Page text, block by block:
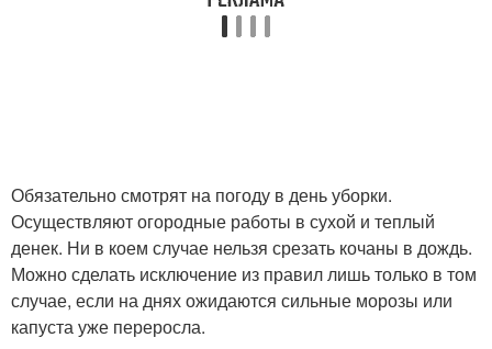
Обязательно смотрят на погоду в день уборки.
Осуществляют огородные работы в сухой и теплый
денек. Ни в коем случае нельзя срезать кочаны в дождь.
Можно сделать исключение из правил лишь только в том
случае, если на днях ожидаются сильные морозы или
капуста уже переросла.